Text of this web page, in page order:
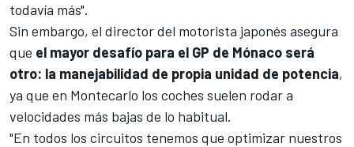
todavía más".
Sin embargo, el director del motorista japonés asegura
que el mayor desafío para el GP de Mónaco será
otro: la manejabilidad de propia unidad de potencia,
ya que en Montecarlo los coches suelen rodar a
velocidades más bajas de lo habitual.
"En todos los circuitos tenemos que optimizar nuestros